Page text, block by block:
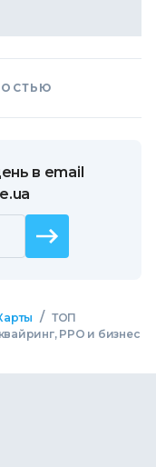
в email
/ ТОП
РРО и бизнес